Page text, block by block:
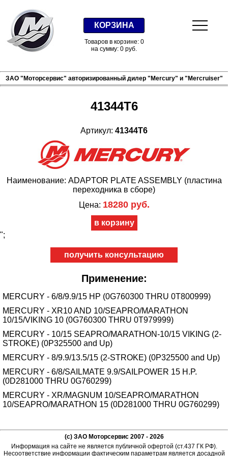
КОРЗИНА
Товаров в корзине: 0
на сумму: 0 руб.
ЗАО "Моторсервис" авторизированный дилер "Mercury" и "Mercruiser"
41344T6
Артикул: 41344T6
Наименование: ADAPTOR PLATE ASSEMBLY (пластина
переходника в сборе)
Цена: 18280 руб.
";
получить консультацию
Применение:
MERCURY - 6/8/9.9/15 HP (0G760300 THRU 0T800999)
MERCURY - XR10 AND 10/SEAPRO/MARATHON
10/15/VIKING 10 (0G760300 THRU 0T979999)
MERCURY - 10/15 SEAPRO/MARATHON-10/15 VIKING (2-
STROKE) (0P325500 and Up)
MERCURY - 8/9.9/13.5/15 (2-STROKE) (0P325500 and Up)
MERCURY - 6/8/SAILMATE 9.9/SAILPOWER 15 H.P.
(0D281000 THRU 0G760299)
MERCURY - XR/MAGNUM 10/SEAPRO/MARATHON
10/SEAPRO/MARATHON 15 (0D281000 THRU 0G760299)
(c) ЗАО Моторсервис 2007 - 2026
Информация на сайте не является публичной офертой (ст.437 ГК РФ).
Несоответствие информации фактическим параметрам является досадной